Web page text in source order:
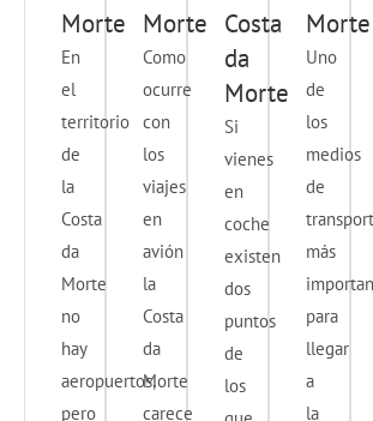
Morte
En
el
territorio
de
la
Costa
da
Morte
no
hay
aeropuertos,
pero
Morte
Como
ocurre
con
los
viajes
en
avión
la
Costa
da
Morte
carece
Costa
da
Morte
Si
vienes
en
coche
existen
dos
puntos
de
los
Morte
Uno
de
los
medios
de
más
para
llegar
a
la